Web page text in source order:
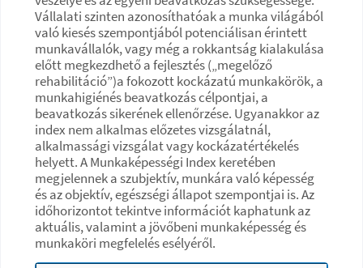
Vállalati szinten azonosíthatóak a munka világából
való kiesés szempontjából potenciálisan érintett
munkavállalók, vagy még a rokkantság kialakulása
előtt megkezdhető a fejlesztés („megelőző
rehabilitáció”)a fokozott kockázatú munkakörök, a
munkahigiénés beavatkozás célpontjai, a
beavatkozás sikerének ellenőrzése. Ugyanakkor az
index nem alkalmas előzetes vizsgálatnál,
alkalmassági vizsgálat vagy kockázatértékelés
helyett. A Munkaképességi Index keretében
megjelennek a szubjektív, munkára való képesség
és az objektív, egészségi állapot szempontjai is. Az
időhorizontot tekintve információt kaphatunk az
aktuális, valamint a jövőbeni munkaképesség és
munkaköri megfelelés esélyéről.